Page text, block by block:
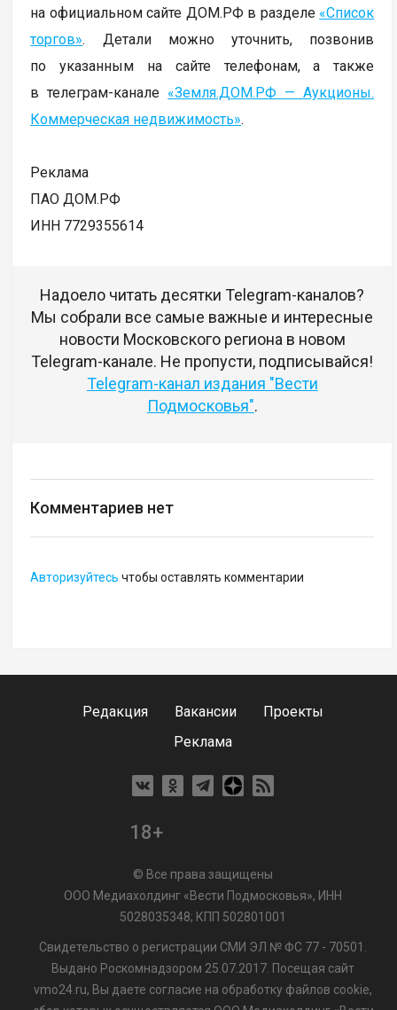
на официальном сайте ДОМ.РФ в разделе «Список
торгов». Детали можно уточнить, позвонив
по указанным на сайте телефонам, а также
в телеграм-канале «Земля.ДОМ.РФ — Аукционы.
Коммерческая недвижимость».
Реклама
ПАО ДОМ.РФ
ИНН 7729355614
Надоело читать десятки Telegram-каналов?
Мы собрали все самые важные и интересные
новости Московского региона в новом
Telegram-канале. Не пропусти, подписывайся!
Telegram-канал издания "Вести
Подмосковья".
Комментариев нет
Авторизуйтесь чтобы оставлять комментарии
Редакция Вакансии
Проекты
Реклама
18+
© Все права защищены
ООО Медиахолдинг «Вести Подмосковья», ИНН
5028035348; КПП 502801001
Свидетельство о регистрации СМИ ЭЛ № ФС 77 - 70501.
Выдано Роскомнадзором 25.07.2017. Посещая сайт
vmo24.ru, Вы даете согласие на обработку файлов cookie,